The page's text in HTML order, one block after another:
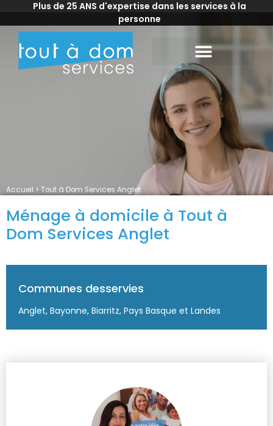
Plus de 25 ANS d'expertise dans les services à la
personne
Accueil > Tout à Dom Services Anglet
Ménage à domicile à Tout à
Dom Services Anglet
Communes desservies
Anglet, Bayonne, Biarritz, Pays Basque et Landes